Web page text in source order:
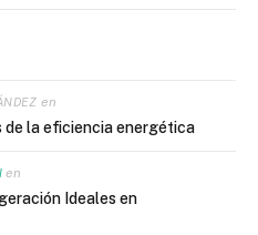
en
de la eficiencia energética
en
Ideales en